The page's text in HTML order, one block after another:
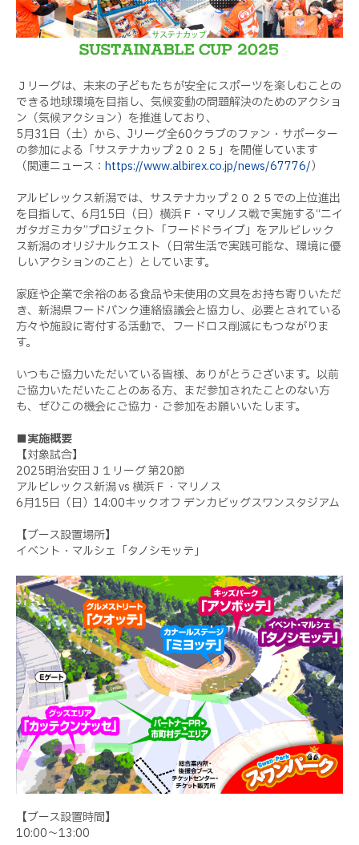
Ｊリーグは、未来の子どもたちが安全にスポーツを楽しむことの
できる地球環境を目指し、気候変動の問題解決のためのアクショ
ン（気候アクション）を推進しており、
5月31日（土）から、Jリーグ全60クラブのファン・サポーター
の参加による「サステナカップ２０２５」を開催しています
（関連ニュース： https://www.albirex.co.jp/news/67776/）
アルビレックス新潟では、サステナカップ２０２５での上位進出
を目指して、6月15日（日）横浜Ｆ・マリノス戦で実施する“ニイ
ガタガミカタ”プロジェクト「フードドライブ」をアルビレック
ス新潟のオリジナルクエスト（日常生活で実践可能な、環境に優
しいアクションのこと）としています。
家庭や企業で余裕のある食品や未使用の文具をお持ち寄りいただ
き、新潟県フードバンク連絡協議会と協力し、必要とされている
方々や施設に寄付する活動で、フードロス削減にもつながりま
す。
いつもご協力いただいている皆様、ありがとうございます。以前
ご協力いただいたことのある方、まだ参加されたことのない方
も、ぜひこの機会にご協力・ご参加をお願いいたします。
■実施概要
【対象試合】
2025明治安田Ｊ１リーグ 第20節
アルビレックス新潟 vs 横浜Ｆ・マリノス
6月15日（日）14:00キックオフ デンカビッグスワンスタジアム
【ブース設置場所】
イベント・マルシェ「タノシモッテ」
【ブース設置時間】
10:00～13:00